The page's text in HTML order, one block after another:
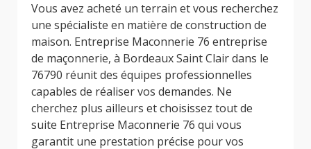
Vous avez acheté un terrain et vous recherchez
une spécialiste en matière de construction de
maison. Entreprise Maconnerie 76 entreprise
de maçonnerie, à Bordeaux Saint Clair dans le
76790 réunit des équipes professionnelles
capables de réaliser vos demandes. Ne
cherchez plus ailleurs et choisissez tout de
suite Entreprise Maconnerie 76 qui vous
garantit une prestation précise pour vos